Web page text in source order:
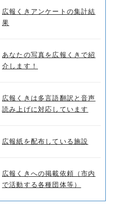
広報くきアンケートの集計結
果
あなたの写真を広報くきで紹
介します！
広報くきは多言語翻訳と音声
読み上げに対応しています
広報紙を配布している施設
広報くきへの掲載依頼（市内
で活動する各種団体等）